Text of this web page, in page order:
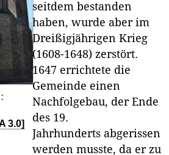
3.0]
seitdem bestanden
haben, wurde aber im
Dreißigjährigen Krieg
(1608-1648) zerstört.
1647 errichtete die
Gemeinde einen
Nachfolgebau, der Ende
des 19.
Jahrhunderts abgerissen
werden musste, da er zu